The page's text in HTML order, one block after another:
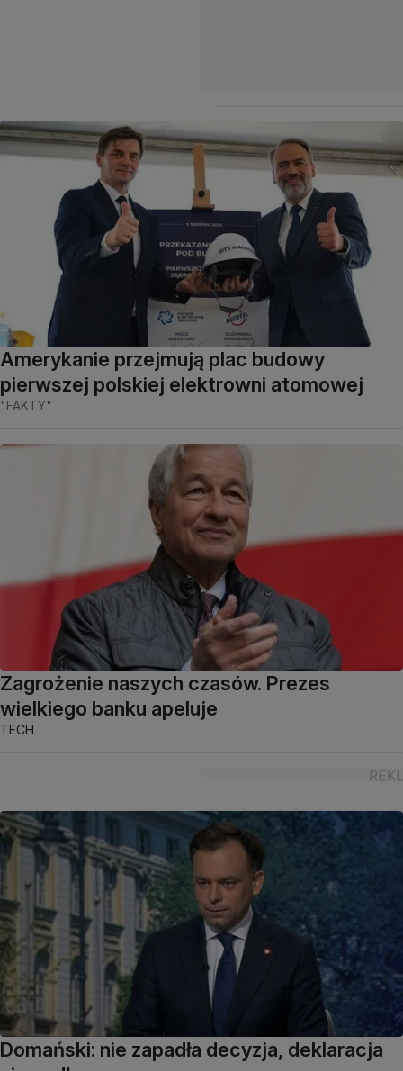
Amerykanie przejmują plac budowy
pierwszej polskiej elektrowni atomowej
"FAKTY"
Zagrożenie naszych czasów. Prezes
wielkiego banku apeluje
TECH
Domański: nie zapadła decyzja, deklaracja